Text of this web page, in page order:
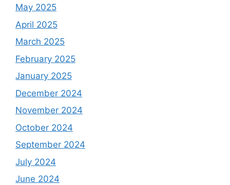
May 2025
April 2025
March 2025
February 2025
January 2025
December 2024
November 2024
October 2024
September 2024
July 2024
June 2024